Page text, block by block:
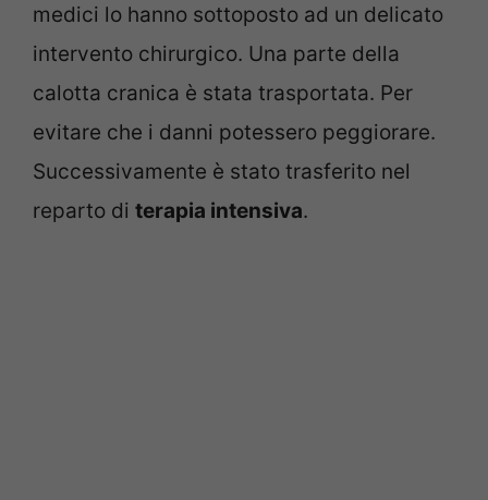
medici lo hanno sottoposto ad un delicato
intervento chirurgico. Una parte della
calotta cranica è stata trasportata. Per
evitare che i danni potessero peggiorare.
Successivamente è stato trasferito nel
reparto di terapia intensiva.